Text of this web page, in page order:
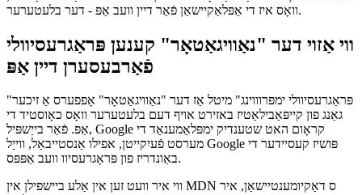
א ביישפּיל פון דער "נאַוויגאַטאָר" איז גלייך טייד צו דער באַניצער אַגענט,
וואָס איז די אַפּלאַקיישאַן פֿאַר דיין וועב אַפּ - דער בלעטערער.
ווי אַזוי דער "נאַוויגאַטאָר" קענען פּראַגרעסיוולי
פֿאַרבעסערן דיין אַפּ
"פּראַגרעסיוולי ימפּרוווינג" מיטל אַז דער "נאַוויגאַטאָר" אָפפערס אַ זיכער
גאַנג פון קייפּאַבילאַטיז באזירט אויף דעם בלעטערער וואָס כאָוסטיד די
אַפּ. פֿאַר בייַשפּיל, Google קראָום האט שטענדיק ימפּלאַמענאַד די
מערסט פֿעיִקייטן, אפילו אַנסטייבאַל, ווייַל Google פּושיז קעסיידער די